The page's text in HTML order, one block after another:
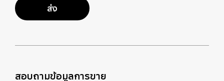
ส่ง
สอบถามข้อมูลการขาย